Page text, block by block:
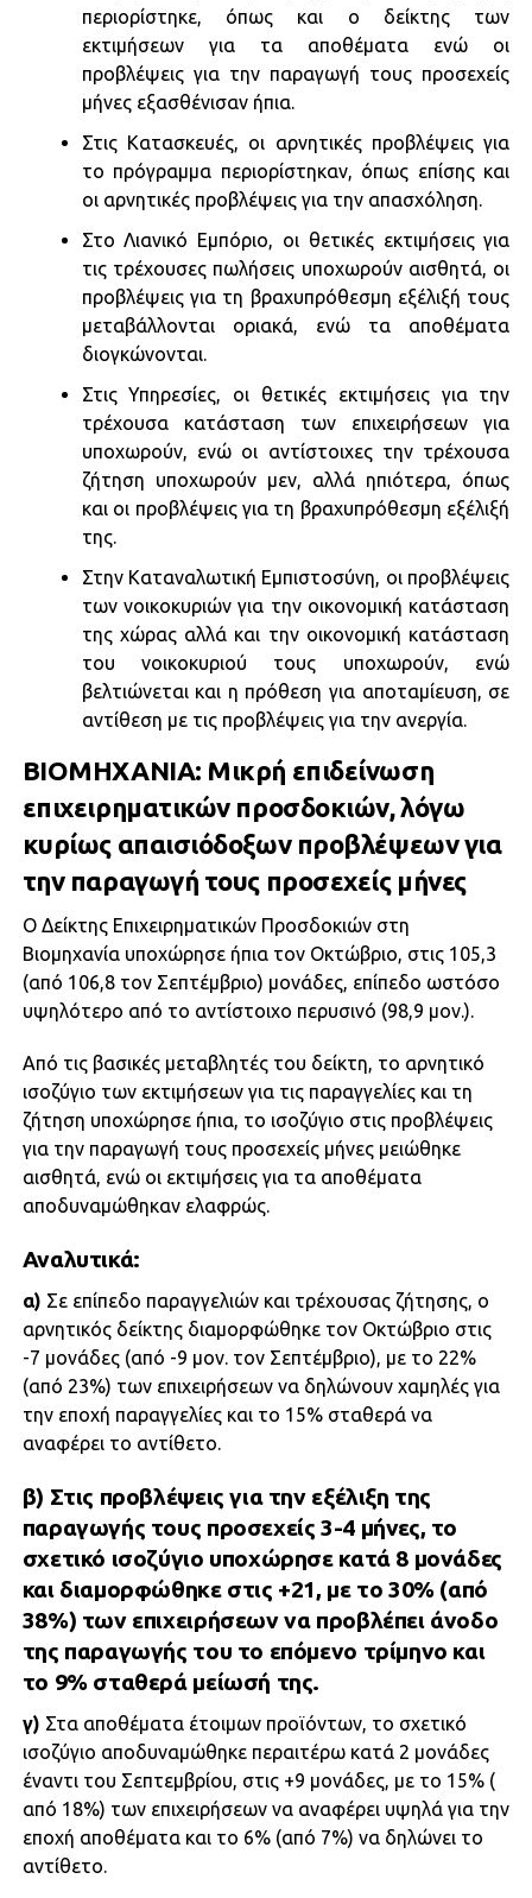
περιορίστηκε, όπως και ο δείκτης των
εκτιμήσεων για τα αποθέματα ενώ οι
προβλέψεις για την παραγωγή τους προσεχείς
μήνες εξασθένισαν ήπια.
Στις Κατασκευές, οι αρνητικές προβλέψεις για
το πρόγραμμα περιορίστηκαν, όπως επίσης και
οι αρνητικές προβλέψεις για την απασχόληση.
Στο Λιανικό Εμπόριο, οι θετικές εκτιμήσεις για
τις τρέχουσες πωλήσεις υποχωρούν αισθητά, οι
προβλέψεις για τη βραχυπρόθεσμη εξέλιξή τους
μεταβάλλονται οριακά, ενώ τα αποθέματα
διογκώνονται.
Στις Υπηρεσίες, οι θετικές εκτιμήσεις για την
τρέχουσα κατάσταση των επιχειρήσεων για
υποχωρούν, ενώ οι αντίστοιχες την τρέχουσα
ζήτηση υποχωρούν μεν, αλλά ηπιότερα, όπως
και οι προβλέψεις για τη βραχυπρόθεσμη εξέλιξή
της.
Στην Καταναλωτική Εμπιστοσύνη, οι προβλέψεις
των νοικοκυριών για την οικονομική κατάσταση
της χώρας αλλά και την οικονομική κατάσταση
του νοικοκυριού τους υποχωρούν, ενώ
βελτιώνεται και η πρόθεση για αποταμίευση, σε
αντίθεση με τις προβλέψεις για την ανεργία.
ΒΙΟΜΗΧΑΝΙΑ: Μικρή επιδείνωση
επιχειρηματικών προσδοκιών, λόγω
κυρίως απαισιόδοξων προβλέψεων για
την παραγωγή τους προσεχείς μήνες
Ο Δείκτης Επιχειρηματικών Προσδοκιών στη
Βιομηχανία υποχώρησε ήπια τον Οκτώβριο, στις 105,3
(από 106,8 τον Σεπτέμβριο) μονάδες, επίπεδο ωστόσο
υψηλότερο από το αντίστοιχο περυσινό (98,9 μον.).
Από τις βασικές μεταβλητές του δείκτη, το αρνητικό
ισοζύγιο των εκτιμήσεων για τις παραγγελίες και τη
ζήτηση υποχώρησε ήπια, το ισοζύγιο στις προβλέψεις
για την παραγωγή τους προσεχείς μήνες μειώθηκε
αισθητά, ενώ οι εκτιμήσεις για τα αποθέματα
αποδυναμώθηκαν ελαφρώς.
Αναλυτικά:
α) Σε επίπεδο παραγγελιών και τρέχουσας ζήτησης, ο
αρνητικός δείκτης διαμορφώθηκε τον Οκτώβριο στις
-7 μονάδες (από -9 μον. τον Σεπτέμβριο), με το 22%
(από 23%) των επιχειρήσεων να δηλώνουν χαμηλές για
την εποχή παραγγελίες και το 15% σταθερά να
αναφέρει το αντίθετο.
β) Στις προβλέψεις για την εξέλιξη της
παραγωγής τους προσεχείς 3-4 μήνες, το
σχετικό ισοζύγιο υποχώρησε κατά 8 μονάδες
και διαμορφώθηκε στις +21, με το 30% (από
38%) των επιχειρήσεων να προβλέπει άνοδο
της παραγωγής του το επόμενο τρίμηνο και
το 9% σταθερά μείωσή της.
γ) Στα αποθέματα έτοιμων προϊόντων, το σχετικό
ισοζύγιο αποδυναμώθηκε περαιτέρω κατά 2 μονάδες
έναντι του Σεπτεμβρίου, στις +9 μονάδες, με το 15% (
από 18%) των επιχειρήσεων να αναφέρει υψηλά για την
εποχή αποθέματα και το 6% (από 7%) να δηλώνει το
αντίθετο.